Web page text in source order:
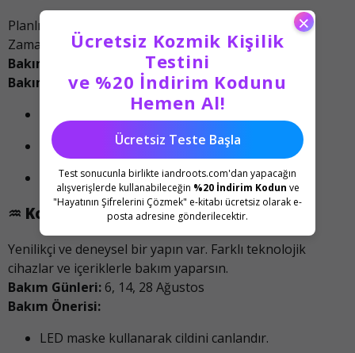
×
Ücretsiz Kozmik Kişilik
Testini
ve %20 İndirim Kodunu
Hemen Al!
Ücretsiz Teste Başla
Test sonucunla birlikte iandroots.com'dan yapacağın
alışverişlerde kullanabileceğin %20 İndirim Kodun ve
"Hayatının Şifrelerini Çözmek" e-kitabı ücretsiz olarak e-
posta adresine gönderilecektir.
Planlısın, düzenlisin ve işlevselliğe önem verirsin.
Zamanla etkisini gösteren ürünleri tercih edersin.
Bakım Günleri:
5, 19, 30 Ağustos
Bakım Önerisi:
Haftalık kil maskesi rutini oluştur.
C vitamini serumlarıyla cilt tonunu eşitle.
Mineral destekli sabunlar ile yüzünü arındır.
♒ Kova Burcu (21 Ocak – 19 Şubat)
Yenilikçi ve deneysel bir yapın var. Farklı teknolojik
cihazlar ve içeriklerle bakım yaparsın.
Bakım Günleri: 6, 14, 28 Ağustos
Bakım Önerisi:
LED maske kullanarak cildini canlandır.